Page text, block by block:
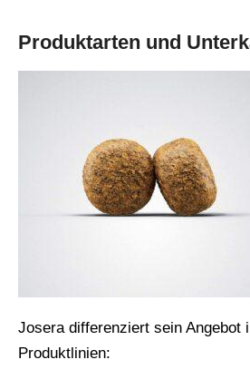
Produktarten und
Josera differenziert sein Angebot
Produktlinien: